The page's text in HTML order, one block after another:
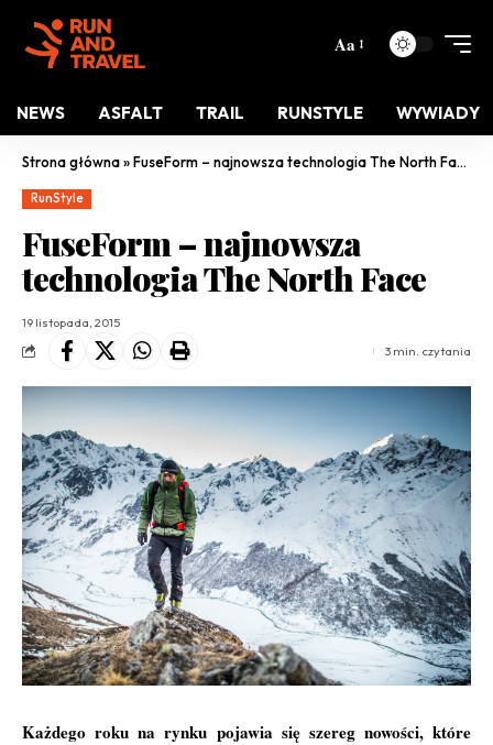
Aa
NEWS ASFALT TRAIL RUNSTYLE WYWIADY
Strona główna»FuseForm – najnowsza technologia The North Face
RunStyle
FuseForm – najnowsza
technologia The North Face
19 listopada, 2015
3 min. czytania
Każdego roku na rynku pojawia się szereg nowości, które